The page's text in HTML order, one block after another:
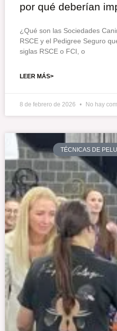
por qué deberían
¿Qué son las Sociedades
RSCE y el Pedigree Seguro
siglas RSCE o FCI, o
LEER MÁS>
8 de febrero de 2026 No hay
TÉCNICAS DE